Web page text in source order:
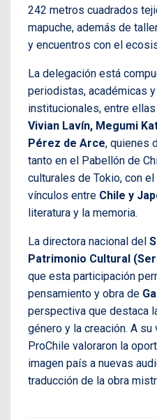
242 metros cuadrados
mapuche, además de
y encuentros con el
La delegación está
periodistas, académicas
institucionales, entre ellas
Vivian Lavín, Megumi
Pérez de Arce, quienes
tanto en el Pabellón de
culturales de Tokio, con
vínculos entre Chile y
literatura y la memoria.
La directora nacional del
Patrimonio Cultural
que esta participación
pensamiento y obra de
perspectiva que destaca
género y la creación. A
ProChile valoraron la
imagen país a nuevas
traducción de la obra